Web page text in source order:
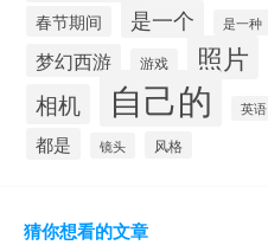
春节期间 是一个 是一种
梦幻西游 游戏 照片
相机 自己的 英语
都是
镜头 风格
猜你想看的文章